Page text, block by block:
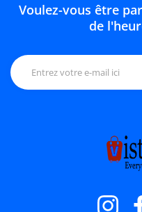
Voulez-vous être
de